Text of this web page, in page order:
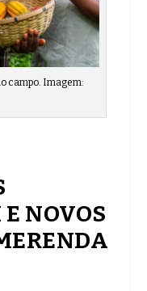
campo. Imagem:
NOVOS